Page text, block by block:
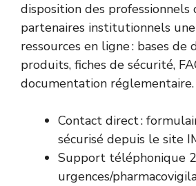
disposition des professionnels
partenaires institutionnels
ressources en ligne : bases de
produits, fiches de sécurité,
documentation réglementaire.
Contact direct :
sécurisé depuis le site
Support téléphonique
urgences/